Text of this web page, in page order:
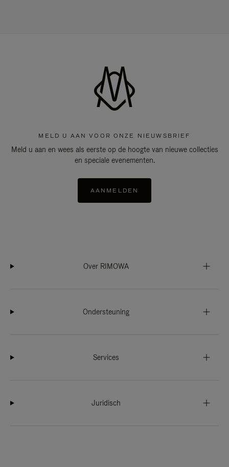
MELD U AAN VOOR ONZE NIEUWSBRIEF
Meld u aan en wees als eerste op de hoogte van nieuwe collecties
en speciale evenementen.
AANMELDEN
Over RIMOWA
Ondersteuning
Services
Juridisch